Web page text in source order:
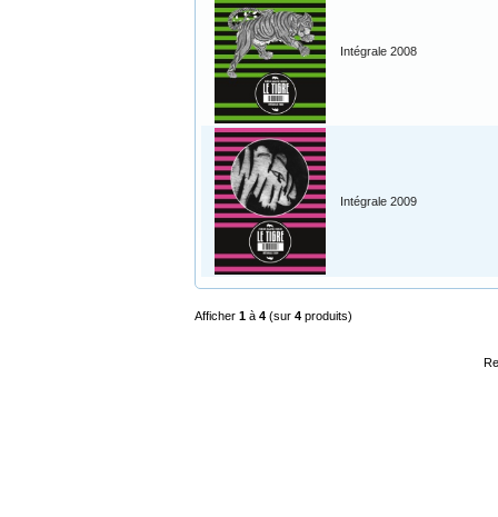
Intégrale 2008
Intégrale 2009
Afficher 1 à 4 (sur 4 produits)